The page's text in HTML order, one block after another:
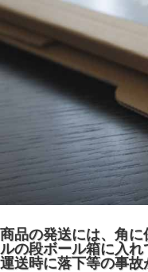
商品の発送には、角
ルの段ボール箱に入
運送時に落下等の事故